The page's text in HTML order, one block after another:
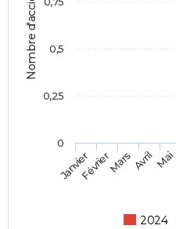
Nombre d'accidents
2024
JanvierFévrierMars AvrilMai
0
0,25
0,5